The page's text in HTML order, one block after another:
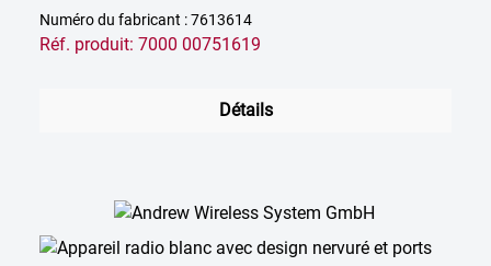
commander séparément
Numéro du fabricant : 7613614
Réf. produit: 7000 00751619
Détails